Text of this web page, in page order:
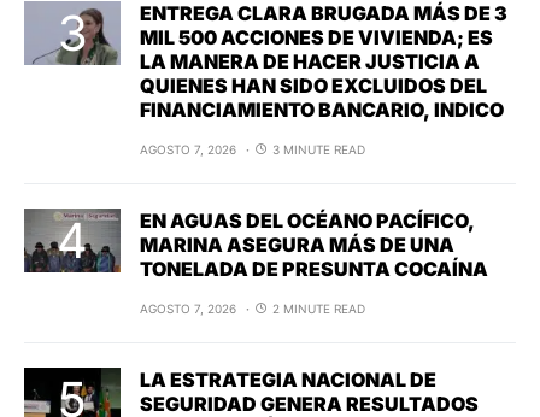
ENTREGA CLARA BRUGADA MÁS DE 3
MIL 500 ACCIONES DE VIVIENDA; ES
LA MANERA DE HACER JUSTICIA A
QUIENES HAN SIDO EXCLUIDOS DEL
FINANCIAMIENTO BANCARIO, INDICO
AGOSTO 7, 2026 3 MINUTE READ
EN AGUAS DEL OCÉANO PACÍFICO,
MARINA ASEGURA MÁS DE UNA
TONELADA DE PRESUNTA COCAÍNA
AGOSTO 7, 2026 2 MINUTE READ
LA ESTRATEGIA NACIONAL DE
SEGURIDAD GENERA RESULTADOS